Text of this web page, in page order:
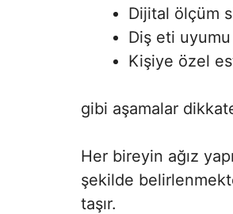
Dijital ölçüm
Diş eti uyumu
Kişiye özel
gibi aşamalar
Her bireyin ağız
şekilde
taşır.